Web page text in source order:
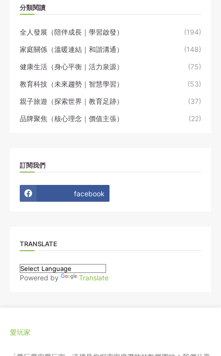
分類閱讀
全人發展（陪伴成長｜學習啟發） (194)
家庭關係（溫暖連結｜和諧溝通） (148)
健康生活（身心平衡｜活力泉源） (75)
教育科技（未來趨勢｜智慧學習） (53)
親子旅遊（探索世界｜教育足跡） (37)
品牌聚焦（核心理念｜價值主張） (22)
訂閱我們
facebook
TRANSLATE
Powered by Translate
愛玩家